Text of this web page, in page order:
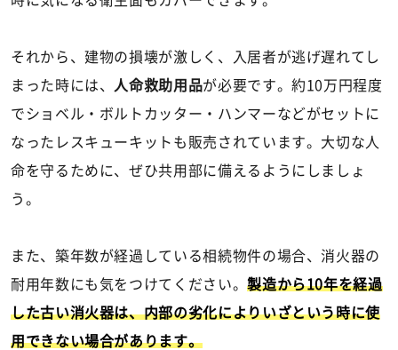
それから、建物の損壊が激しく、入居者が逃げ遅れてし
まった時には、 人命救助用品が必要です。約10万円程度
でショベル・ボルトカッター・ハンマーなどがセットに
なったレスキューキットも販売されています。大切な人
命を守るために、ぜひ共用部に備えるようにしましょ
う。
また、築年数が経過している相続物件の場合、消火器の
耐用年数にも気をつけてください。製造から10年を経過
した古い消火器は、内部の劣化によりいざという時に使
用できない場合があります。